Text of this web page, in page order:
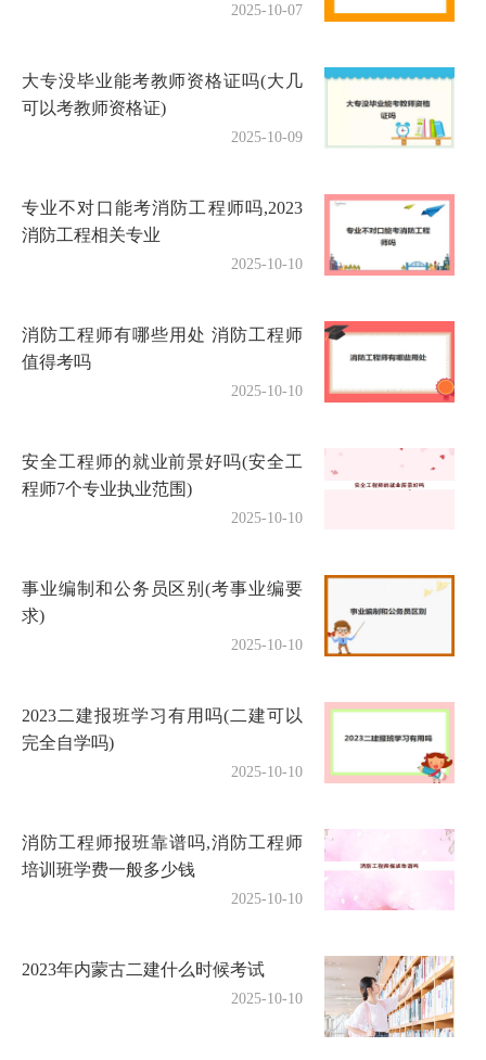
2025-10-07
大专没毕业能考教师资格证吗(大几
可以考教师资格证)
2025-10-09
专业不对口能考消防工程师吗,2023
消防工程相关专业
2025-10-10
消防工程师有哪些用处 消防工程师
值得考吗
2025-10-10
安全工程师的就业前景好吗(安全工
程师7个专业执业范围)
2025-10-10
事业编制和公务员区别(考事业编要
求)
2025-10-10
2023二建报班学习有用吗(二建可以
完全自学吗)
2025-10-10
消防工程师报班靠谱吗,消防工程师
培训班学费一般多少钱
2025-10-10
2023年内蒙古二建什么时候考试
2025-10-10